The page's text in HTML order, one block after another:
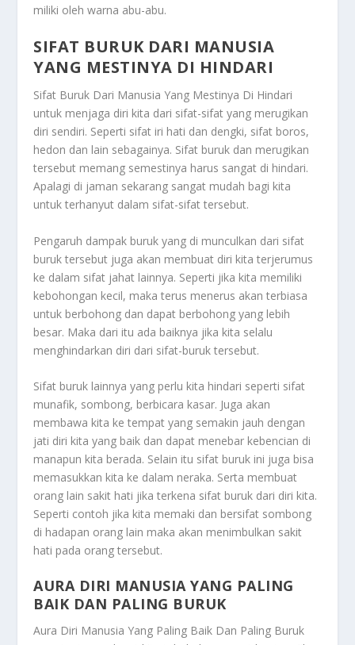
miliki oleh warna abu-abu.
SIFAT BURUK DARI MANUSIA
YANG MESTINYA DI HINDARI
Sifat Buruk Dari Manusia Yang Mestinya Di Hindari
untuk menjaga diri kita dari sifat-sifat yang merugikan
diri sendiri. Seperti sifat iri hati dan dengki, sifat boros,
hedon dan lain sebagainya. Sifat buruk dan merugikan
tersebut memang semestinya harus sangat di hindari.
Apalagi di jaman sekarang sangat mudah bagi kita
untuk terhanyut dalam sifat-sifat tersebut.
Pengaruh dampak buruk yang di munculkan dari sifat
buruk tersebut juga akan membuat diri kita terjerumus
ke dalam sifat jahat lainnya. Seperti jika kita memiliki
kebohongan kecil, maka terus menerus akan terbiasa
untuk berbohong dan dapat berbohong yang lebih
besar. Maka dari itu ada baiknya jika kita selalu
menghindarkan diri dari sifat-buruk tersebut.
Sifat buruk lainnya yang perlu kita hindari seperti sifat
munafik, sombong, berbicara kasar. Juga akan
membawa kita ke tempat yang semakin jauh dengan
jati diri kita yang baik dan dapat menebar kebencian di
manapun kita berada. Selain itu sifat buruk ini juga bisa
memasukkan kita ke dalam neraka. Serta membuat
orang lain sakit hati jika terkena sifat buruk dari diri kita.
Seperti contoh jika kita memaki dan bersifat sombong
di hadapan orang lain maka akan menimbulkan sakit
hati pada orang tersebut.
AURA DIRI MANUSIA YANG PALING
BAIK DAN PALING BURUK
Aura Diri Manusia Yang Paling Baik Dan Paling Buruk